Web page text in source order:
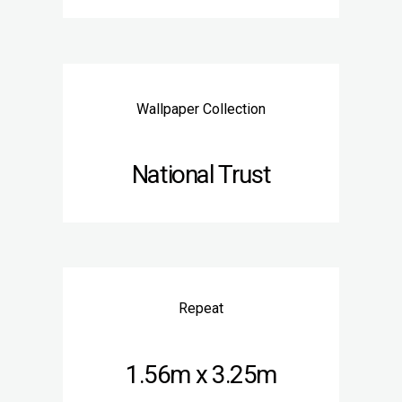
Wallpaper Collection
National Trust
Repeat
1.56m x 3.25m